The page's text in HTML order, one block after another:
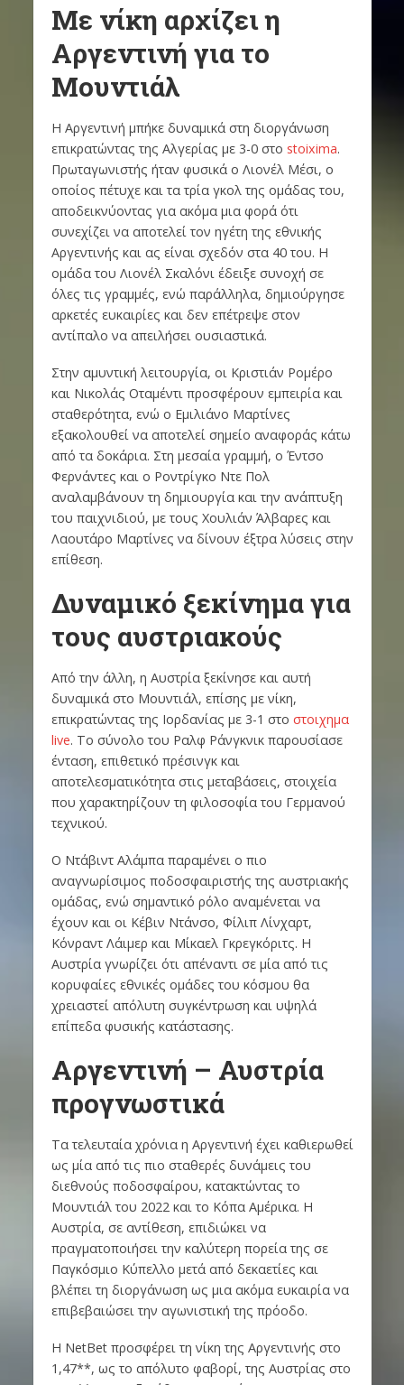
Με νίκη αρχίζει η
Αργεντινή για το
Μουντιάλ
Η Αργεντινή μπήκε δυναμικά στη διοργάνωση
επικρατώντας της Αλγερίας με 3-0 στο stoixima.
Πρωταγωνιστής ήταν φυσικά ο Λιονέλ Μέσι, ο
οποίος πέτυχε και τα τρία γκολ της ομάδας του,
αποδεικνύοντας για ακόμα μια φορά ότι
συνεχίζει να αποτελεί τον ηγέτη της εθνικής
Αργεντινής και ας είναι σχεδόν στα 40 του. Η
ομάδα του Λιονέλ Σκαλόνι έδειξε συνοχή σε
όλες τις γραμμές, ενώ παράλληλα, δημιούργησε
αρκετές ευκαιρίες και δεν επέτρεψε στον
αντίπαλο να απειλήσει ουσιαστικά.
Στην αμυντική λειτουργία, οι Κριστιάν Ρομέρο
και Νικολάς Οταμέντι προσφέρουν εμπειρία και
σταθερότητα, ενώ ο Εμιλιάνο Μαρτίνες
εξακολουθεί να αποτελεί σημείο αναφοράς κάτω
από τα δοκάρια. Στη μεσαία γραμμή, ο Έντσο
Φερνάντες και ο Ροντρίγκο Ντε Πολ
αναλαμβάνουν τη δημιουργία και την ανάπτυξη
του παιχνιδιού, με τους Χουλιάν Άλβαρες και
Λαουτάρο Μαρτίνες να δίνουν έξτρα λύσεις στην
επίθεση.
Δυναμικό ξεκίνημα για
τους αυστριακούς
Από την άλλη, η Αυστρία ξεκίνησε και αυτή
δυναμικά στο Μουντιάλ, επίσης με νίκη,
επικρατώντας της Ιορδανίας με 3-1 στο στοιχημα
live. Το σύνολο του Ραλφ Ράνγκνικ παρουσίασε
ένταση, επιθετικό πρέσινγκ και
αποτελεσματικότητα στις μεταβάσεις, στοιχεία
που χαρακτηρίζουν τη φιλοσοφία του Γερμανού
τεχνικού.
Ο Ντάβιντ Αλάμπα παραμένει ο πιο
αναγνωρίσιμος ποδοσφαιριστής της αυστριακής
ομάδας, ενώ σημαντικό ρόλο αναμένεται να
έχουν και οι Κέβιν Ντάνσο, Φίλιπ Λίνχαρτ,
Κόνραντ Λάιμερ και Μίκαελ Γκρεγκόριτς. Η
Αυστρία γνωρίζει ότι απέναντι σε μία από τις
κορυφαίες εθνικές ομάδες του κόσμου θα
χρειαστεί απόλυτη συγκέντρωση και υψηλά
επίπεδα φυσικής κατάστασης.
Αργεντινή – Αυστρία
προγνωστικά
Τα τελευταία χρόνια η Αργεντινή έχει καθιερωθεί
ως μία από τις πιο σταθερές δυνάμεις του
διεθνούς ποδοσφαίρου, κατακτώντας το
Μουντιάλ του 2022 και το Κόπα Αμέρικα. Η
Αυστρία, σε αντίθεση, επιδιώκει να
πραγματοποιήσει την καλύτερη πορεία της σε
Παγκόσμιο Κύπελλο μετά από δεκαετίες και
βλέπει τη διοργάνωση ως μια ακόμα ευκαιρία να
επιβεβαιώσει την αγωνιστική της πρόοδο.
Η NetBet προσφέρει τη νίκη της Αργεντινής στο
1,47**, ως το απόλυτο φαβορί, της Αυστρίας στο